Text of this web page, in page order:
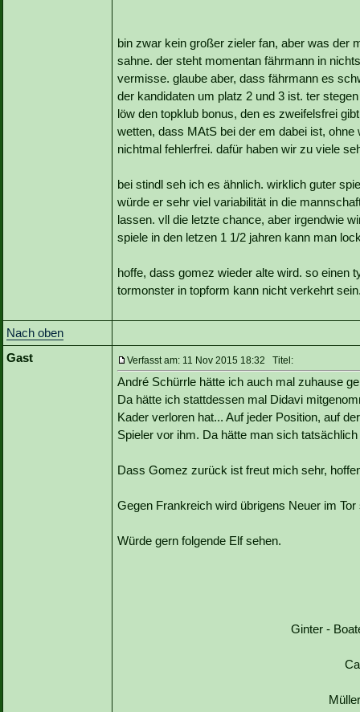
bin zwar kein großer zieler fan, aber was der
sahne. der steht momentan fährmann in
vermisse. glaube aber, dass fährmann es
der kandidaten um platz 2 und 3 ist. ter
löw den topklub bonus, den es zweifelsfrei
wetten, dass MAtS bei der em dabei ist,
nichtmal fehlerfrei. dafür haben wir zu viele
bei stindl seh ich es ähnlich. wirklich guter
würde er sehr viel variabilität in die
lassen. vll die letzte chance, aber irgendwie
spiele in den letzen 1 1/2 jahren kann man
hoffe, dass gomez wieder alte wird. so einen
tormonster in topform kann nicht verkehrt
Nach oben
Gast
Verfasst am: 11 Nov 2015 18:32 Titel:
André Schürrle hätte ich auch mal zuhause
Da hätte ich stattdessen mal Didavi
Kader verloren hat... Auf jeder Position, auf
Spieler vor ihm. Da hätte man sich
Dass Gomez zurück ist freut mich sehr,
Gegen Frankreich wird übrigens Neuer im Tor
Würde gern folgende Elf sehen.
Ginter -